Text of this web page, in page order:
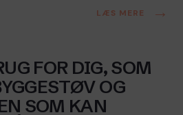
LÆS MERE →
FOR DIG, SOM
OG
SOM KAN